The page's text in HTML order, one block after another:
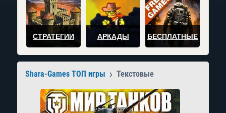
СТРАТЕГИИ АРКАДЫ БЕСПЛАТНЫЕ
Shara-Games ТОП игры Текстовые